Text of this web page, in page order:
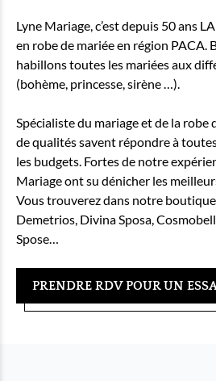
Lyne Mariage, c’est depuis 50 ans
en robe de mariée en région PACA.
habillons toutes les mariées aux
(bohème, princesse, sirène …).
Spécialiste du mariage et de la robe
de qualités savent répondre à
les budgets. Fortes de notre
Mariage ont su dénicher les
Vous trouverez dans notre
Demetrios, Divina Sposa,
Spose…
PRENDRE RDV POUR UN